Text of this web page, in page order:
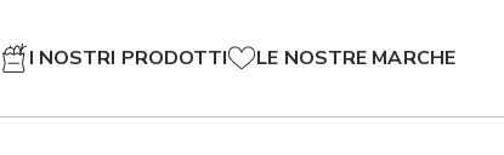
I NOSTRI PRODOTTI LE NOSTRE MARCHE